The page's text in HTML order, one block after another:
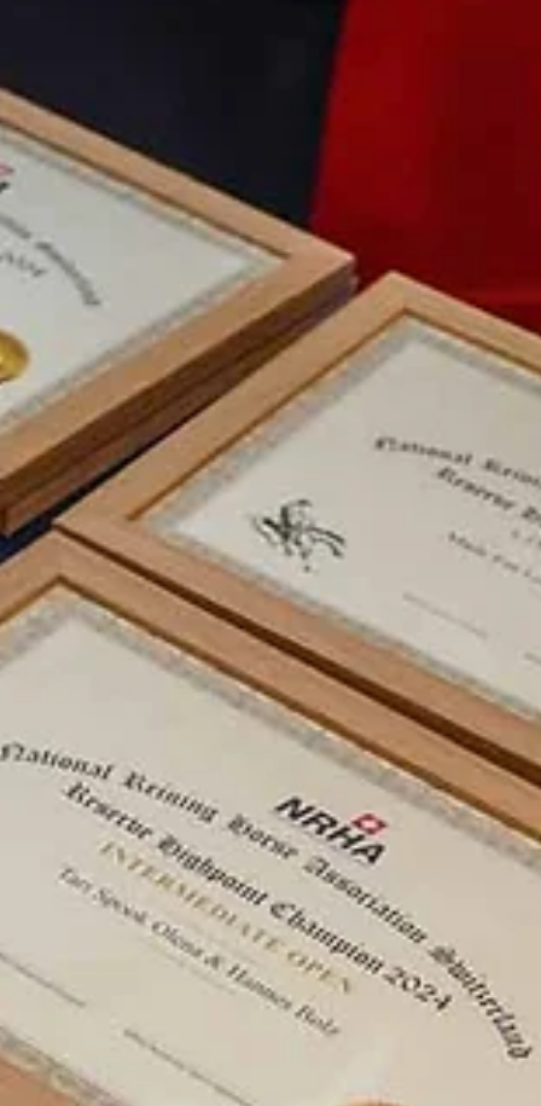
20. Okt. 2025
🏆 Goldenes Herbstfinale in Mooslargue
Schweizer Reining-Elite kürt ihre
Meisterinnen und Meister
Vom 16. bis 19. Oktober 2025 fand auf der HorseAcademy in
Mooslargue (Elsass) das Saisonhighlight der NRHA Schweiz
statt: der NRHA Fall Slide 2025. Bei strahlendem
kämpften die besten Reining-Reiterinnen und -Reiter der
Schweiz in den Kategorien Youth, Non Pro und Open um die
begehrten Schweizer Meistertitel im Reining. 🌟 Laila Staub
Youth-Titel In der Youth-Kategorie überzeugte Laila Staub mit
Frozenfromhell auf ganzer Linie. Mit einem Score von 145,5